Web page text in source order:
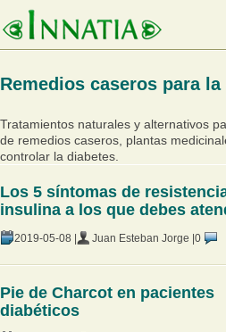
Remedios caseros para
Tratamientos naturales y alternativos
de remedios caseros, plantas
controlar la diabetes.
Los 5 síntomas de
insulina a los que debes
2019-05-08 | Juan Esteban Jorge | 0
Pie de Charcot en pacientes
diabéticos